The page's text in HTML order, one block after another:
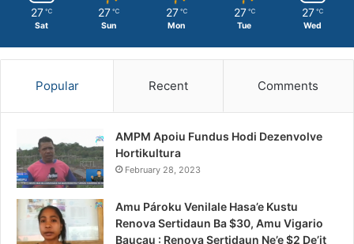
27 ℃
Sat
27 ℃
Sun
27 ℃
Mon
27 ℃
Tue
27 ℃
Wed
Popular Recent Comments
AMPM Apoiu Fundus Hodi Dezenvolve
Hortikultura
February 28, 2023
Amu Pároku Venilale Hasa’e Kustu
Renova Sertidaun Ba $30, Amu Vigario
Baucau : Renova Sertidaun Ne’e $2 De’it